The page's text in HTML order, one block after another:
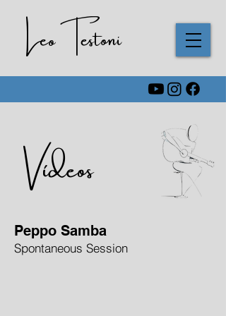
Leo Testoni
Vídeos
Peppo Samba
Spontaneous Session